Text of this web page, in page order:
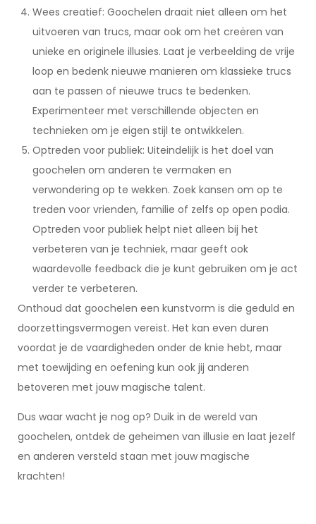
Wees creatief: Goochelen draait niet alleen om het
uitvoeren van trucs, maar ook om het creëren van
unieke en originele illusies. Laat je verbeelding de vrije
loop en bedenk nieuwe manieren om klassieke trucs
aan te passen of nieuwe trucs te bedenken.
Experimenteer met verschillende objecten en
technieken om je eigen stijl te ontwikkelen.
Optreden voor publiek: Uiteindelijk is het doel van
goochelen om anderen te vermaken en
verwondering op te wekken. Zoek kansen om op te
treden voor vrienden, familie of zelfs op open podia.
Optreden voor publiek helpt niet alleen bij het
verbeteren van je techniek, maar geeft ook
waardevolle feedback die je kunt gebruiken om je act
verder te verbeteren.
Onthoud dat goochelen een kunstvorm is die geduld en
doorzettingsvermogen vereist. Het kan even duren
voordat je de vaardigheden onder de knie hebt, maar
met toewijding en oefening kun ook jij anderen
betoveren met jouw magische talent.
Dus waar wacht je nog op? Duik in de wereld van
goochelen, ontdek de geheimen van illusie en laat jezelf
en anderen versteld staan met jouw magische
krachten!